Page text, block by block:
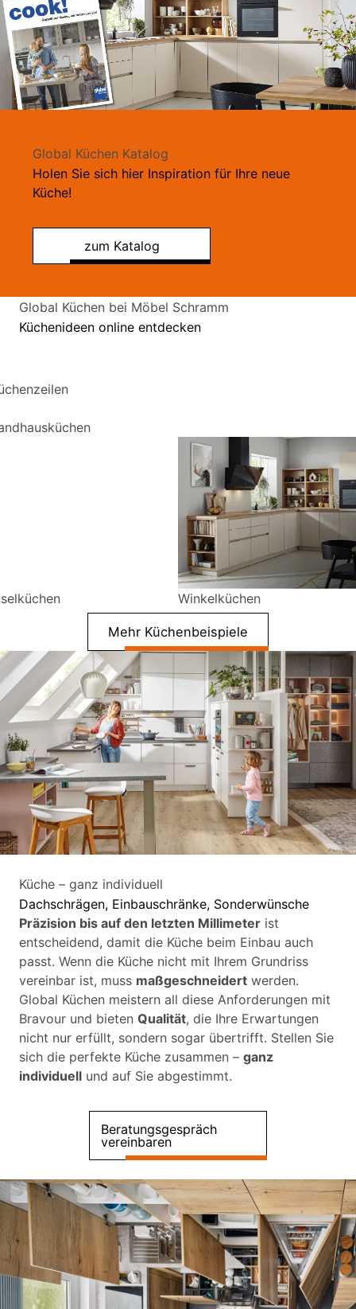
Global Küchen Katalog
Holen Sie sich hier Inspiration für Ihre neue
Küche!
zum Katalog
Global Küchen bei Möbel Schramm
Küchenideen online entdecken
Winkelküchen
Mehr Küchenbeispiele
Küche – ganz individuell
Dachschrägen, Einbauschränke, Sonderwünsche
Präzision bis auf den letzten Millimeter ist
entscheidend, damit die Küche beim Einbau auch
passt. Wenn die Küche nicht mit Ihrem Grundriss
vereinbar ist, muss maßgeschneidert werden.
Global Küchen meistern all diese Anforderungen mit
Bravour und bieten Qualität, die Ihre Erwartungen
nicht nur erfüllt, sondern sogar übertrifft. Stellen Sie
sich die perfekte Küche zusammen – ganz
individuell und auf Sie abgestimmt.
Beratungsgespräch
vereinbaren